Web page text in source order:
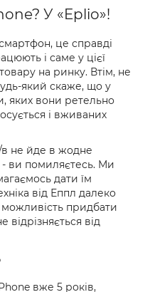
У «Eplio»!
це справді
і саме у цієї
на ринку. Втім, не
який скаже, що у
яких вони ретельно
і вживаних
не йде в жодне
ви помиляєтесь. Ми
дати їм
від Еппл далеко
придбати
відрізняється від
вже 5 років,